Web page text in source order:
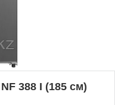
388 I (185 см)